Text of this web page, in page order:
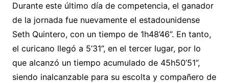
Durante este último día de competencia, el ganador
de la jornada fue nuevamente el estadounidense
Seth Quintero, con un tiempo de 1h48’46”. En tanto,
el curicano llegó a 5’31”, en el tercer lugar, por lo
que alcanzó un tiempo acumulado de 45h50’51”,
siendo inalcanzable para su escolta y compañero de